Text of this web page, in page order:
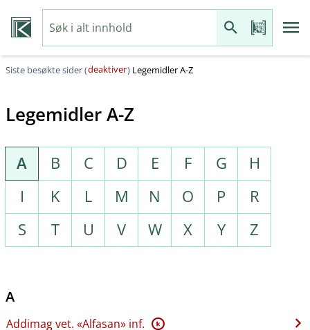
Siste besøkte sider (deaktiver) Legemidler A-Z
Legemidler A-Z
A B C D E F G
H
I
K L M N O P
R
S
T U V W X Y Z
A
Addimag vet. «Alfasan» inf. K